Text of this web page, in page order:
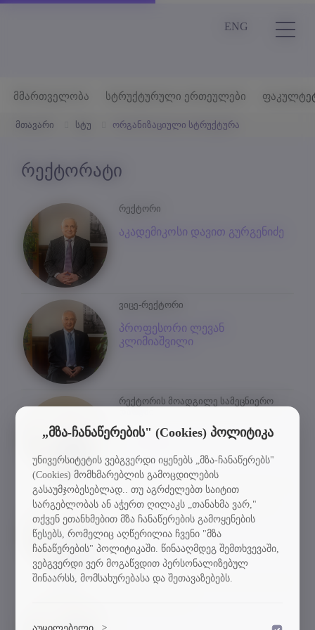
ENG
მმართველობა სტრუქტურული ერთეულები
მთავარი სტუ ორგანიზაციული სტრუქტურა
რექტორატი
რექტორი
აკადემიკოსი დავით გურგენიძე
ვიცე-რექტორი
პროფესორი ლევან
კლიმიაშვილი
რექტორის მოადგილე სამეცნიერო
პროფესორი ზურაბ
ადმინისტრაციის ხელმძღვანელი
(კანცლერი)
კარლო კოპალიანი
„მზა-ჩანაწერების" (Cookies) პოლიტიკა
უნივერსიტეტის ვებგვერდი იყენებს „მზა-ჩანაწერებს"
(Cookies) მომხმარებლის გამოცდილების
გასაუმჯობესებლად.. თუ აგრძელებთ საიტით
სარგებლობას ან აჭერთ ღილაკს „თანახმა ვარ,"
თქვენ ეთანხმებით მზა ჩანაწერების გამოყენების
წესებს, რომელიც აღწერილია ჩვენი "მზა
ჩანაწერების" პოლიტიკაში. წინააღმდეგ შემთხვევაში,
ვებგვერდი ვერ მოგაწვდით პერსონალიზებულ
შინაარსს, მომსახურებასა და შეთავაზებებს.